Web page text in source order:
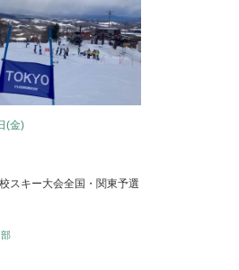
(金)
スキー大会全国・関東予選